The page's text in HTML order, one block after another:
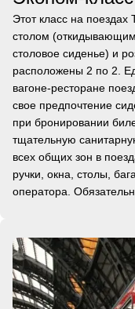
Этот класс на
столом
столовое сиденье) и
расположены 2 по 2.
вагоне-ресторане
свое предпочтение
при бронировании
тщательную
всех общих зон в
ручки, окна, столы,
оператора.